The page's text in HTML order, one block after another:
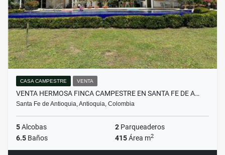
CASA CAMPESTRE VENTA
VENTA HERMOSA FINCA CAMPESTRE EN SANTA FE DE A…
Santa Fe de Antioquia, Antioquia, Colombia
5Alcobas 2 Parqueaderos
6.5 Baños 415Área m2